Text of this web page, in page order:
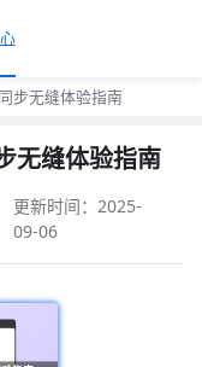
步无缝体验指南
无缝体验指南
更新时间：2025-
09-06